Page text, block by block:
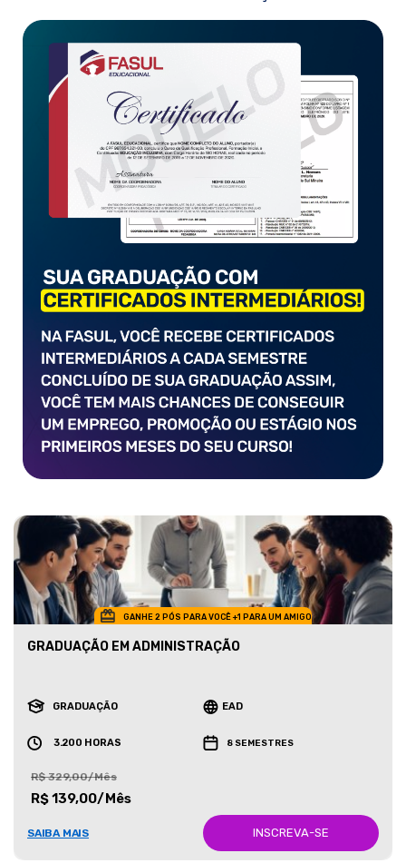
GANHE 2 PÓS PARA VOCÊ +1 PARA UM AMIGO
GRADUAÇÃO EM ADMINISTRAÇÃO
GRADUAÇÃO EAD
3.200 HORAS 8 SEMESTRES
R$ 329,00/Mês
R$ 139,00/Mês
SAIBA MAIS INSCREVA-SE